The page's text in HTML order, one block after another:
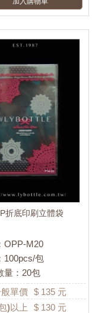
折底印刷立體袋
OPP-M20
100pcs/包
量：20包
單價 $ 135 元
)以上 $ 130 元